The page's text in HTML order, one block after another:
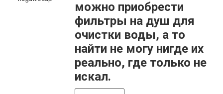
можно приобрести
фильтры на душ для
очистки воды, а то
найти не могу нигде их
реально, где только не
искал.